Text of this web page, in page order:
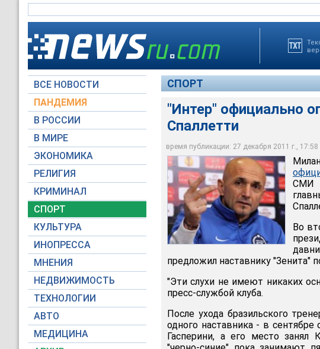
ВСЕ НОВОСТИ
ПАНДЕМИЯ
В РОССИИ
В МИРЕ
ЭКОНОМИКА
РЕЛИГИЯ
КРИМИНАЛ
СПОРТ
КУЛЬТУРА
ИНОПРЕССА
МНЕНИЯ
НЕДВИЖИМОСТЬ
ТЕХНОЛОГИИ
АВТО
МЕДИЦИНА
СПОРТ
"Интер" официально
Спаллетти
время публикации: 27 декабря 2011 г.,
"Интер" официально опроверг
Global Look Press
СМИ
Во
предложил наставнику "Зенита"
"Эти слухи не имеют никаких
пресс-службой клуба.
После ухода бразильского
одного наставника - в
Гасперини, а его место занял